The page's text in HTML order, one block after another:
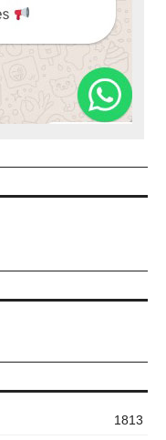
1813